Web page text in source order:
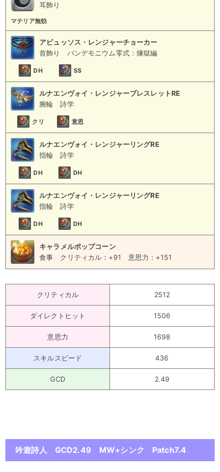
耳飾り
マテリア無効
アビュッソス・レンジャーチョーカー
首飾り
パンデモニウム零式：煉獄編
DH SS
ルナエンヴォイ・レンジャーブレスレットRE
腕輪
詩学
クリ 意思
ルナエンヴォイ・レンジャーリングRE
指輪
詩学
DH DH
ルナエンヴォイ・レンジャーリングRE
指輪
詩学
DH DH
キャラメルポップコーン
食事
クリティカル：+91 意思力：+151
クリティカル 2512
ダイレクトヒット 1506
意思力 1698
スキルスピード 436
GCD 2.49
吟遊詩人 GCD2.49 MW+シンク Patch7.4